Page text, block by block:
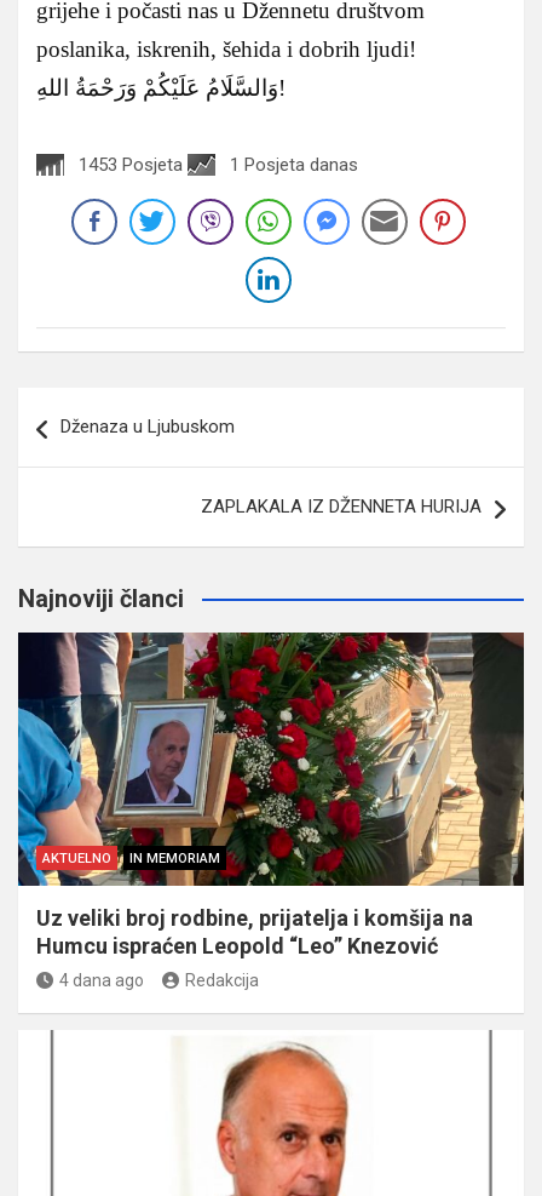
grijehe i počasti nas u Džennetu društvom
poslanika, iskrenih, šehida i dobrih ljudi!
وَالسَّلَامُ عَلَيْكُمْ وَرَحْمَةُ اللهِ!
1453 Posjeta 1 Posjeta danas
članaka
Dženaza u Ljubuskom
ZAPLAKALA IZ DŽENNETA HURIJA
Najnoviji članci
AKTUELNO IN MEMORIAM
Uz veliki broj rodbine, prijatelja i komšija na
Humcu ispraćen Leopold “Leo” Knezović
4 dana ago Redakcija